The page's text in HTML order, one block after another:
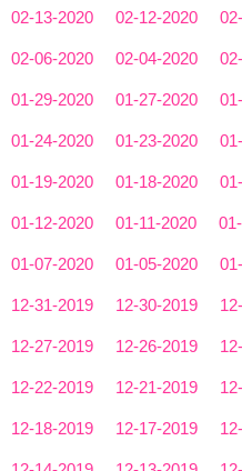
02-13-2020 02-12-2020
02-06-2020 02-04-2020
01-29-2020 01-27-2020
01-24-2020 01-23-2020
01-19-2020 01-18-2020
01-12-2020 01-11-2020
01-07-2020 01-05-2020
12-31-2019 12-30-2019
12-27-2019 12-26-2019
12-22-2019 12-21-2019
12-18-2019 12-17-2019